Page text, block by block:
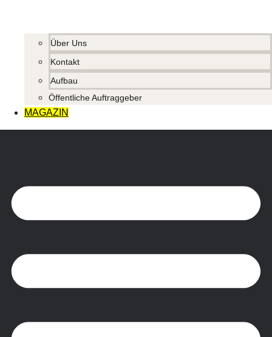
Über Uns
Kontakt
Aufbau
Öffentliche Auftraggeber
MAGAZIN